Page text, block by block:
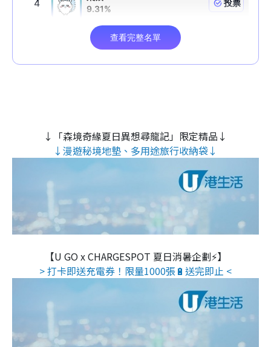
↓「森境奇緣夏日異想尋龍記」限定精品↓
↓漫遊秘境地墊、多用途旅行收納袋↓
【U GO x CHARGESPOT 夏日消暑企劃⚡】
> 打卡即送充電券！限量1000張🔋送完即止 <